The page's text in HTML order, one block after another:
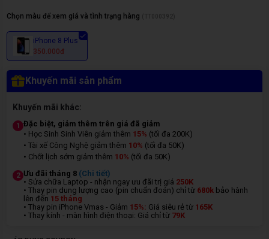
Chọn màu để xem giá và tình trạng hàng
iPhone 8 Plus
350.000đ
Khuyến mãi sản phẩm
Khuyến mãi khác:
1
Đặc biệt, giảm thêm trên giá đã giảm
• Học Sinh Sinh Viên giảm thêm 15% (tối đa 200K)
• Tài xế Công Nghệ giảm thêm 10% (tối đa 50K)
• Chốt lịch sớm giảm thêm 10% (tối đa 50K)
2 Ưu đãi tháng 8 (Chi tiết)
• Sửa chữa Laptop - nhận ngay ưu đãi trị giá 250K
• Thay pin dung lượng cao (pin chuẩn đoán) chỉ từ 680k bảo hành
lên đến 15 tháng
• Thay pin iPhone Vmas - Giảm 15%: Giá siêu rẻ từ 165K
• Thay kính - màn hình điện thoại: Giá chỉ từ 79K